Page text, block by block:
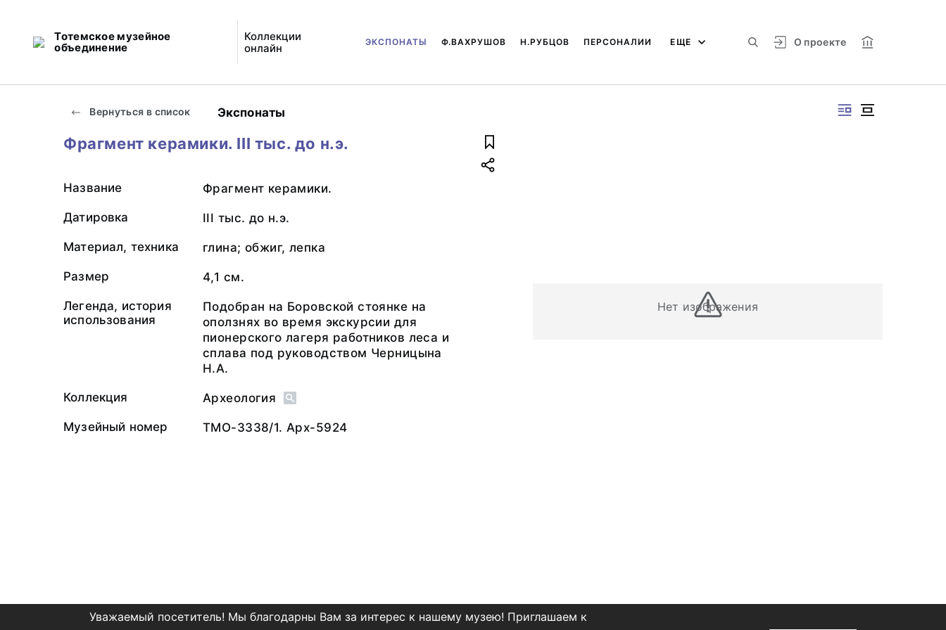
Тотемское музейное
объединение
Коллекции
онлайн
О проекте
ЭКСПОНАТЫ Ф.ВАХРУШОВ Н.РУБЦОВ ПЕРСОНАЛИИ ЕЩЕ
Вернуться в список Экспонаты
Нет изображения
Фрагмент керамики. III тыс. до н.э.
Название Фрагмент керамики.
Датировка III тыс. до н.э.
Материал, техника глина; обжиг, лепка
Размер 4,1 см.
Легенда, история
использования
Подобран на Боровской стоянке на
оползнях во время экскурсии для
пионерского лагеря работников леса и
сплава под руководством Черницына
Н.А.
Коллекция Археология
Музейный номер ТМО-3338/1. Арх-5924
Уважаемый посетитель! Мы благодарны Вам за интерес к нашему музею! Приглашаем к